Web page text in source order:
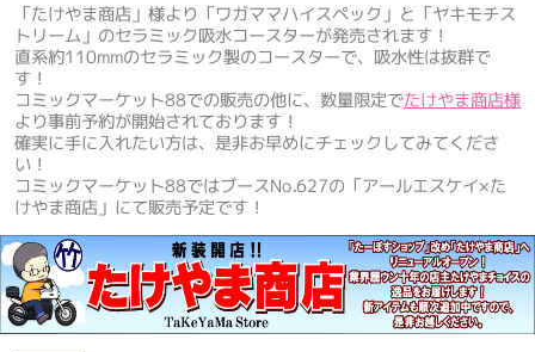
「たけやま商店」様より「ワガママハイスペック」と「ヤキモチス
トリーム」のセラミック吸水コースターが発売されます！
直系約110mmのセラミック製のコースターで、吸水性は抜群で
す！
コミックマーケット88での販売の他に、数量限定でたけやま商店様
より事前予約が開始されております！
確実に手に入れたい方は、是非お早めにチェックしてみてくださ
い！
コミックマーケット88ではブースNo.627の「アールエスケイ×た
けやま商店」にて販売予定です！